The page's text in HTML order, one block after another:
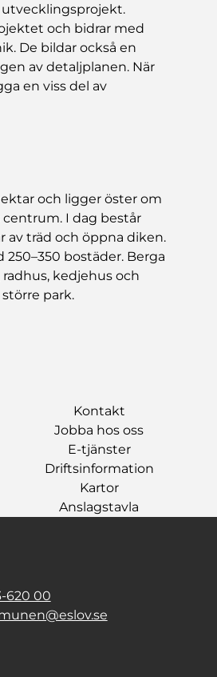
utvecklingsprojekt.
och bidrar med
De bildar också en
av detaljplanen. När
en viss del av
och ligger öster om
I dag består
av träd och öppna diken.
bostäder. Berga
kedjehus och
park.
Kontakt
Jobba hos oss
E-tjänster
Driftsinformation
Kartor
Anslagstavla
620 00